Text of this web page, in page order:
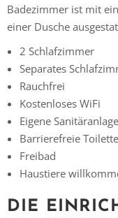
Badezimmer ist mit
einer Dusche
2 Schlafzimmer
Separates
Rauchfrei
Kostenloses WiFi
Eigene
Barrierefreie
Freibad
Haustiere
DIE